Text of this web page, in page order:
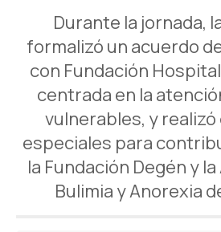
Durante la jornada,
formalizó un acuerdo
con Fundación
centrada en la
vulnerables, y
especiales para
la Fundación Degén y
Bulimia y Anorexia